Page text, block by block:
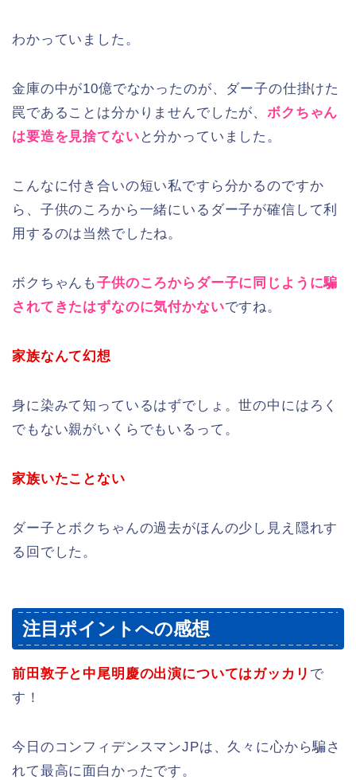
わかっていました。
金庫の中が10億でなかったのが、ダー子の仕掛けた
罠であることは分かりませんでしたが、ボクちゃん
は要造を見捨てない と分かっていました。
こんなに付き合いの短い私ですら分かるのですか
ら、子供のころから一緒にいるダー子が確信して利
用するのは当然でしたね。
ボクちゃんも子供のころからダー子に同じように騙
されてきたはずなのに気付かないですね。
家族なんて幻想
身に染みて知っているはずでしょ。世の中にはろく
でもない親がいくらでもいるって。
家族いたことない
ダー子とボクちゃんの過去がほんの少し見え隠れす
る回でした。
注目ポイントへの感想
前田敦子と中尾明慶の出演についてはガッカリ で
す！
今日のコンフィデンスマンJPは、久々に心から騙さ
れて最高に面白かったです。